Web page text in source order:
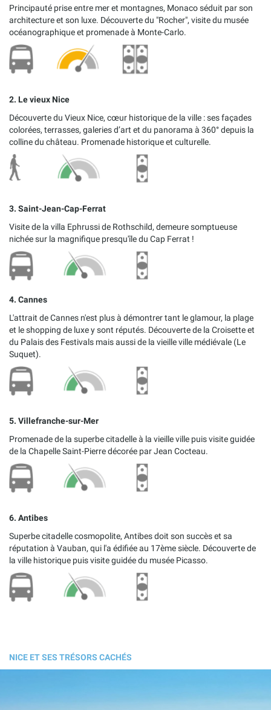
Principauté prise entre mer et montagnes, Monaco séduit par son
architecture et son luxe. Découverte du "Rocher", visite du musée
océanographique et promenade à Monte-Carlo.
2. Le vieux Nice
Découverte du Vieux Nice, cœur historique de la ville : ses façades
colorées, terrasses, galeries d’art et du panorama à 360° depuis la
colline du château. Promenade historique et culturelle.
3. Saint-Jean-Cap-Ferrat
Visite de la villa Ephrussi de Rothschild, demeure somptueuse
nichée sur la magnifique presqu'île du Cap Ferrat !
4. Cannes
L'attrait de Cannes n'est plus à démontrer tant le glamour, la plage
et le shopping de luxe y sont réputés. Découverte de la Croisette et
du Palais des Festivals mais aussi de la vieille ville médiévale (Le
Suquet).
5. Villefranche-sur-Mer
Promenade de la superbe citadelle à la vieille ville puis visite guidée
de la Chapelle Saint-Pierre décorée par Jean Cocteau.
6. Antibes
Superbe citadelle cosmopolite, Antibes doit son succès et sa
réputation à Vauban, qui l'a édifiée au 17ème siècle. Découverte de
la ville historique puis visite guidée du musée Picasso.
NICE ET SES TRÉSORS CACHÉS